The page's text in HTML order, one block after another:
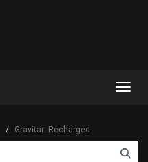
Gravitar: Recharged